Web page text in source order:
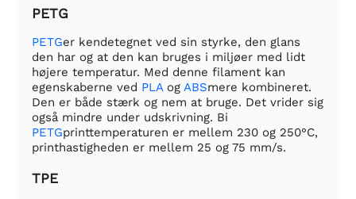
PETG
PETGer kendetegnet ved sin styrke, den glans
den har og at den kan bruges i miljøer med lidt
højere temperatur. Med denne filament kan
egenskaberne ved PLAog ABSmere kombineret.
Den er både stærk og nem at bruge. Det vrider sig
også mindre under udskrivning. Bi
PETGprinttemperaturen er mellem 230 og 250°C,
printhastigheden er mellem 25 og 75 mm/s.
TPE